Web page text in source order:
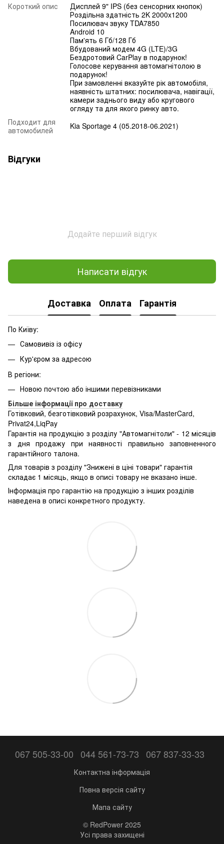
Короткий опис
Дисплей 9" IPS (без сенсорних кнопок)
Роздільна здатність 2K 2000x1200
Посилювач звуку TDA7850
Android 10
Пам'ять 6 Гб/128 Гб
Вбудований модем 4G (LTE)/3G
Бездротовий CarPlay в подарунок!
Голосове керування автомагнітолою в
подарунок!
При замовленні вказуйте рік автомобіля,
наявність штатних: посилювача, навігації,
камери заднього виду або кругового
огляду та для якого ринку авто.
Подходит для
автомобилей
Kia Sportage 4 (05.2018-06.2021)
Відгуки
Додайте перший відгук
Написати відгук
Доставка Оплата Гарантія
По Київу:
Самовивіз із офісу
Кур'єром за адресою
В регіони:
Новою почтою або іншими перевізниками
Більше інформації про доставку
Готівковий, безготівковий розрахунок, Visa/MasterCard,
Privat24,LiqPay
Гарантія на продукцію з розділу "Автомагнітоли" - 12 місяців
з дня продажу при наявності правильно заповненного
гарантійного талона.
Для товарів з розділу "Знижені в ціні товари" гарантія
складає 1 місяць, якщо в описі товару не вказано інше.
Інформація про гарантію на продукцію з інших розділів
наведена в описі конкретного продукту.
067 505-33-00 044 561-73-73 067 837-33-33
Контактна інформація
Повна версія сайту
Мапа сайту
© RedPower 2025
Усі права захищені